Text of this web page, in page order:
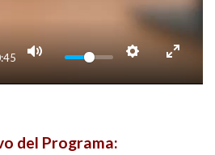
del Programa: